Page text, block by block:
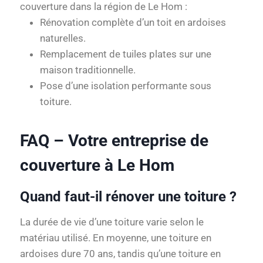
couverture dans la région de Le Hom :
Rénovation complète d’un toit en ardoises
naturelles.
Remplacement de tuiles plates sur une
maison traditionnelle.
Pose d’une isolation performante sous
toiture.
FAQ – Votre entreprise de
couverture à Le Hom
Quand faut-il rénover une toiture ?
La durée de vie d’une toiture varie selon le
matériau utilisé. En moyenne, une toiture en
ardoises dure 70 ans, tandis qu’une toiture en